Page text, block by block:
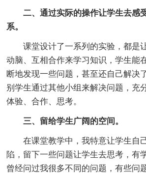
二、通过实际的操作让学生去感
系。
课堂设计了一系列的实验，都是让
动脑、互相合作来学习知识，学生能
断地发现一些问题，甚至还自己解决
别学生通过其他小组来解决问题，充
体验、合作、思考。
三、留给学生广阔的空间。
在课堂教学中，我特意让学生自
陷，留下一些问题让学生去思考，有
曾经问过我很多不同的问题，有些问